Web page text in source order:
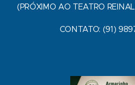
(PRÓXIMO AO TEATRO
CONTATO: (91)